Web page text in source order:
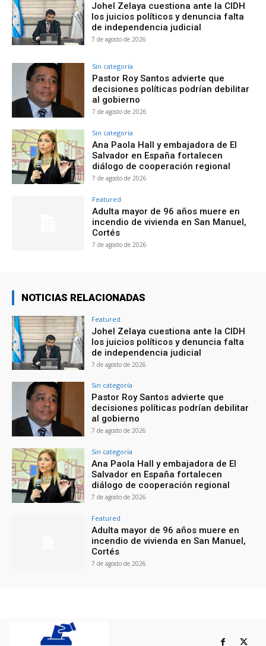
Johel Zelaya cuestiona ante la CIDH
los juicios políticos y denuncia falta
de independencia judicial
7 de agosto de 2026
Sin categoría
Pastor Roy Santos advierte que
decisiones políticas podrían debilitar
al gobierno
7 de agosto de 2026
Sin categoría
Ana Paola Hall y embajadora de El
Salvador en España fortalecen
diálogo de cooperación regional
7 de agosto de 2026
Featured
Adulta mayor de 96 años muere en
incendio de vivienda en San Manuel,
Cortés
7 de agosto de 2026
NOTICIAS RELACIONADAS
Featured
Johel Zelaya cuestiona ante la CIDH
los juicios políticos y denuncia falta
de independencia judicial
7 de agosto de 2026
Sin categoría
Pastor Roy Santos advierte que
decisiones políticas podrían debilitar
al gobierno
7 de agosto de 2026
Sin categoría
Ana Paola Hall y embajadora de El
Salvador en España fortalecen
diálogo de cooperación regional
7 de agosto de 2026
Featured
Adulta mayor de 96 años muere en
incendio de vivienda en San Manuel,
Cortés
7 de agosto de 2026